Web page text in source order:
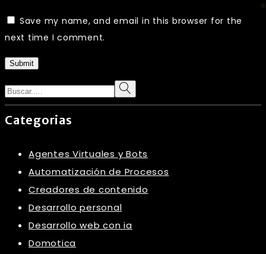
Save my name, and email in this browser for the
next time I comment.
Submit
Search
Categorias
Agentes Virtuales y Bots
Automatización de Procesos
Creadores de contenido
Desarrollo personal
Desarrollo web con ia
Domotica